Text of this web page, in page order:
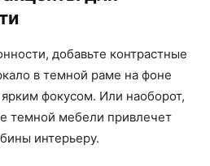
добавьте контрастные
в темной раме на фоне
фокусом. Или наоборот,
темной мебели привлечет
интерьеру.